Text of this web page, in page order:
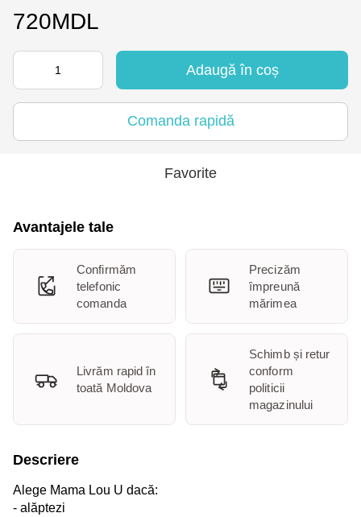
720MDL
Adaugă în coș
Comanda rapidă
Favorite
Avantajele tale
Confirmăm
telefonic
comanda
Precizăm
împreună
mărimea
Livrăm rapid în
toată Moldova
Schimb și retur
conform
politicii
magazinului
Descriere
Alege Mama Lou U dacă:
- alăptezi